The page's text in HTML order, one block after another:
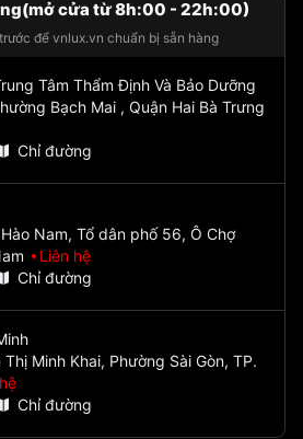
cửa từ 8h:00 - 22h:00)
để vnlux.vn chuẩn bị sẵn hàng
Tâm Thẩm Định Và Bảo Dưỡng
Bạch Mai , Quận Hai Bà Trưng
Chỉ đường
Nam, Tổ dân phố 56, Ô Chợ
Liên hệ
Chỉ đường
Minh Khai, Phường Sài Gòn, TP.
Chỉ đường